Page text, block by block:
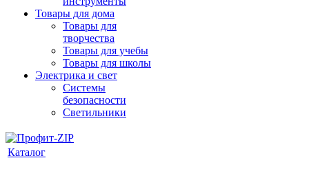
Товары для дома
Товары для
творчества
Товары для учебы
Товары для школы
Электрика и свет
Системы
безопасности
Светильники
Каталог